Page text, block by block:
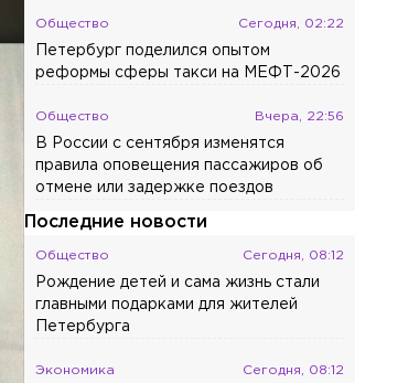
Общество Сегодня, 02:22
Петербург поделился опытом
реформы сферы такси на МЕФТ-2026
Общество Вчера, 22:56
В России с сентября изменятся
правила оповещения пассажиров об
отмене или задержке поездов
Последние новости
Общество Сегодня, 08:12
Рождение детей и сама жизнь стали
главными подарками для жителей
Петербурга
Экономика Сегодня, 08:12